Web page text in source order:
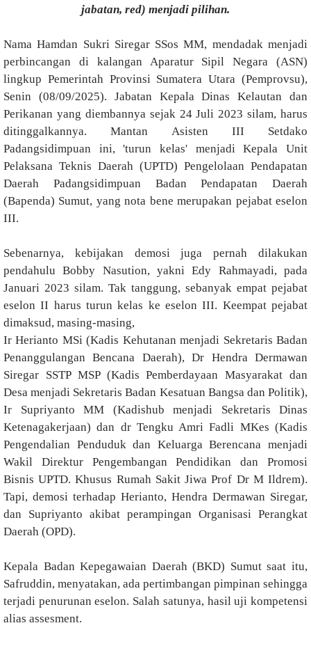
jabatan, red) menjadi pilihan.
Nama Hamdan Sukri Siregar SSos MM, mendadak menjadi
perbincangan di kalangan Aparatur Sipil Negara (ASN)
lingkup Pemerintah Provinsi Sumatera Utara (Pemprovsu),
Senin (08/09/2025). Jabatan Kepala Dinas Kelautan dan
Perikanan yang diembannya sejak 24 Juli 2023 silam, harus
ditinggalkannya. Mantan Asisten III Setdako
Padangsidimpuan ini, 'turun kelas' menjadi Kepala Unit
Pelaksana Teknis Daerah (UPTD) Pengelolaan Pendapatan
Daerah Padangsidimpuan Badan Pendapatan Daerah
(Bapenda) Sumut, yang nota bene merupakan pejabat eselon
III.
Sebenarnya, kebijakan demosi juga pernah dilakukan
pendahulu Bobby Nasution, yakni Edy Rahmayadi, pada
Januari 2023 silam. Tak tanggung, sebanyak empat pejabat
eselon II harus turun kelas ke eselon III. Keempat pejabat
dimaksud, masing-masing,
Ir Herianto MSi (Kadis Kehutanan menjadi Sekretaris Badan
Penanggulangan Bencana Daerah), Dr Hendra Dermawan
Siregar SSTP MSP (Kadis Pemberdayaan Masyarakat dan
Desa menjadi Sekretaris Badan Kesatuan Bangsa dan Politik),
Ir Supriyanto MM (Kadishub menjadi Sekretaris Dinas
Ketenagakerjaan) dan dr Tengku Amri Fadli MKes (Kadis
Pengendalian Penduduk dan Keluarga Berencana menjadi
Wakil Direktur Pengembangan Pendidikan dan Promosi
Bisnis UPTD. Khusus Rumah Sakit Jiwa Prof Dr M Ildrem).
Tapi, demosi terhadap Herianto, Hendra Dermawan Siregar,
dan Supriyanto akibat perampingan Organisasi Perangkat
Daerah (OPD).
Kepala Badan Kepegawaian Daerah (BKD) Sumut saat itu,
Safruddin, menyatakan, ada pertimbangan pimpinan sehingga
terjadi penurunan eselon. Salah satunya, hasil uji kompetensi
alias assesment.